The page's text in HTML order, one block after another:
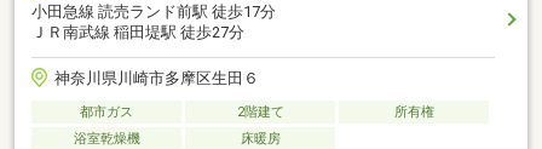
小田急線 読売ランド前駅 徒歩17分
ＪＲ南武線 稲田堤駅 徒歩27分
神奈川県川崎市多摩区生田６
都市ガス 2階建て
所有権
浴室乾燥機
床暖房